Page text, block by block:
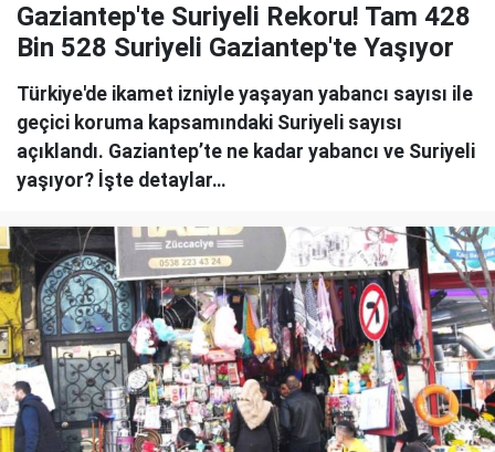
Gaziantep'te Suriyeli Rekoru! Tam 428
Bin 528 Suriyeli Gaziantep'te Yaşıyor
Türkiye'de ikamet izniyle yaşayan yabancı sayısı ile
geçici koruma kapsamındaki Suriyeli sayısı
açıklandı. Gaziantep’te ne kadar yabancı ve Suriyeli
yaşıyor? İşte detaylar…